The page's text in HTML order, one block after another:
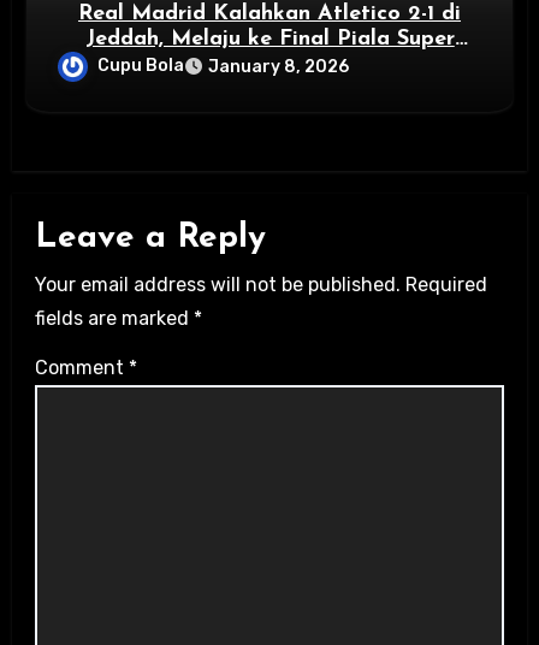
Real Madrid Kalahkan Atletico 2-1 di
Jeddah, Melaju ke Final Piala Super
Spanyol
Cupu Bola January 8, 2026
Leave a Reply
Your email address will not be published. Required
fields are marked *
Comment *